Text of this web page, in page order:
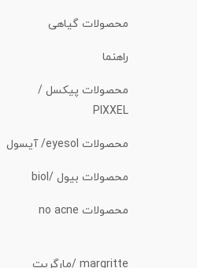
محصولات گیاهی
راهنما
محصولات پیکسل /
PIXXEL
محصولات eyesol/ آیسول
محصولات بیول /biol
محصولات no acne
margritte /مارگریت